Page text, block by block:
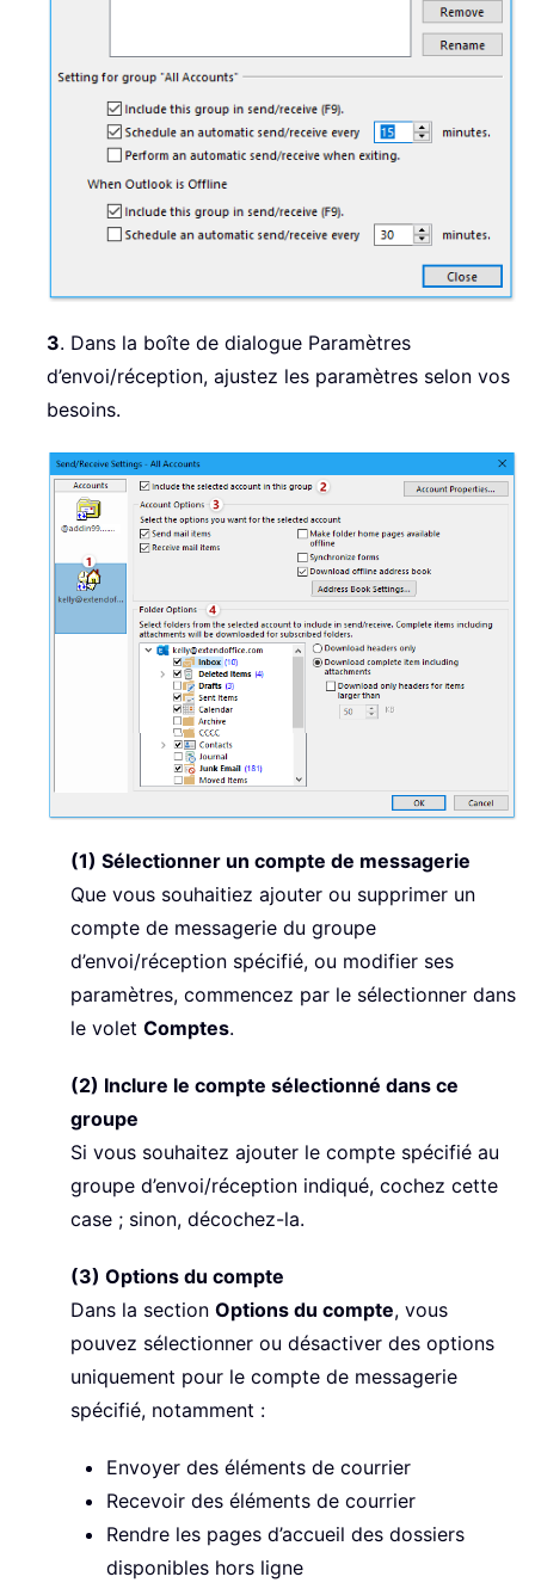
3. Dans la boîte de dialogue Paramètres
d’envoi/réception, ajustez les paramètres selon vos
besoins.
(1) Sélectionner un compte de messagerie
Que vous souhaitiez ajouter ou supprimer un
compte de messagerie du groupe
d’envoi/réception spécifié, ou modifier ses
paramètres, commencez par le sélectionner dans
le volet Comptes.
(2) Inclure le compte sélectionné dans ce
groupe
Si vous souhaitez ajouter le compte spécifié au
groupe d’envoi/réception indiqué, cochez cette
case ; sinon, décochez-la.
(3) Options du compte
Dans la section Options du compte, vous
pouvez sélectionner ou désactiver des options
uniquement pour le compte de messagerie
spécifié, notamment :
Envoyer des éléments de courrier
Recevoir des éléments de courrier
Rendre les pages d’accueil des dossiers
disponibles hors ligne